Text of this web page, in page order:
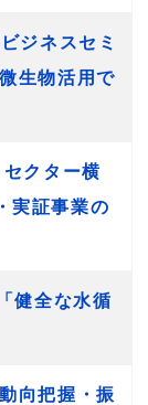
ジネスセミ
生物活用で
クター横
実証事業の
健全な水循
向把握・振